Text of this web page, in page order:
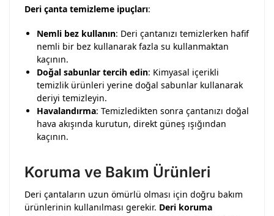
Deri çanta temizleme ipuçları:
Nemli bez kullanın: Deri çantanızı temizlerken hafif
nemli bir bez kullanarak fazla su kullanmaktan
kaçının.
Doğal sabunlar tercih edin: Kimyasal içerikli
temizlik ürünleri yerine doğal sabunlar kullanarak
deriyi temizleyin.
Havalandırma: Temizledikten sonra çantanızı doğal
hava akışında kurutun, direkt güneş ışığından
kaçının.
Koruma ve Bakım Ürünleri
Deri çantaların uzun ömürlü olması için doğru bakım
ürünlerinin kullanılması gerekir. Deri koruma